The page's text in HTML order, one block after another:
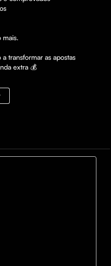
mais.
transformar as apostas